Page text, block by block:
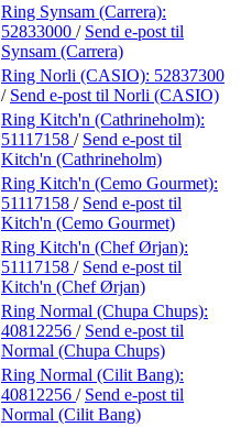
Ring Synsam (Carrera):
52833000 / Send e-post til
Synsam (Carrera)
Ring Norli (CASIO): 52837300
/ Send e-post til Norli (CASIO)
Ring Kitch'n (Cathrineholm):
51117158 / Send e-post til
Kitch'n (Cathrineholm)
Ring Kitch'n (Cemo Gourmet):
51117158 / Send e-post til
Kitch'n (Cemo Gourmet)
Ring Kitch'n (Chef Ørjan):
51117158 / Send e-post til
Kitch'n (Chef Ørjan)
Ring Normal (Chupa Chups):
40812256 / Send e-post til
Normal (Chupa Chups)
Ring Normal (Cilit Bang):
40812256 / Send e-post til
Normal (Cilit Bang)